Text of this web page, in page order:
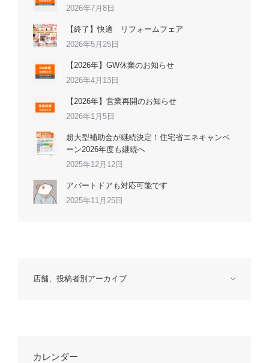
2026年7月8日
【終了】快適 リフォームフェア
2026年5月25日
【2026年】GW休業のお知らせ
2026年4月13日
【2026年】営業再開のお知らせ
2026年1月5日
超大型補助金が継続決定！住宅省エネキャンペ
ーン2026年度も継続へ
2025年12月12日
アパートドアも対応可能です
2025年11月25日
店舗、投稿者別アーカイブ
カレンダー